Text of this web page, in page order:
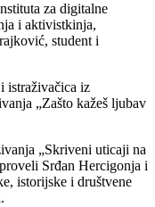
za digitalne
i aktivistkinja,
student i
istraživačica iz
„Zašto kažeš ljubav
„Skriveni uticaji na
Srđan Hercigonja i
istorijske i društvene